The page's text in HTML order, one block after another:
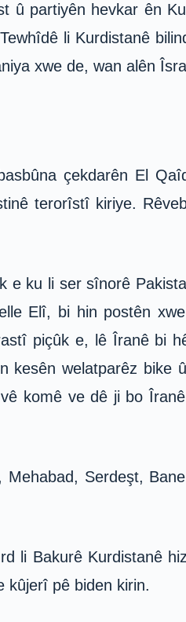
û partiyên hevkar ên
li Kurdistanê
xwe de, wan alên
çekdarên El
terorîstî kiriye.
ku li ser sînorê
Elî, bi hin postên
piçûk e, lê Îranê bi
kesên welatparêz
komê ve dê ji bo
Serdeşt,
li Bakurê Kurdistanê
kûjerî pê biden kirin.